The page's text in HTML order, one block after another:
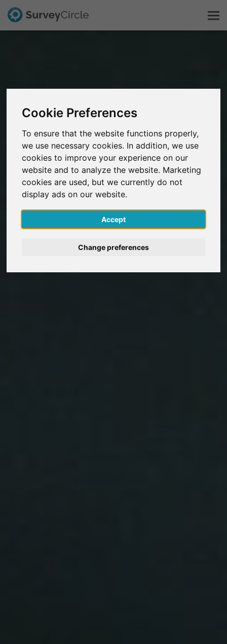
Cookie Preferences
To ensure that the website functions properly,
we use necessary cookies. In addition, we use
cookies to improve your experience on our
website and to analyze the website. Marketing
cookies are used, but we currently do not
display ads on our website.
Accept
Change preferences
Explorar la investigación
FAQ
Regístrate gratis
Iniciar sesión
English
Deutsch
Nederlands